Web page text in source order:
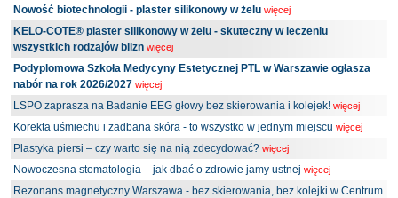
Nowość biotechnologii - plaster silikonowy w żelu więcej
KELO-COTE® plaster silikonowy w żelu - skuteczny w leczeniu
wszystkich rodzajów blizn więcej
Podyplomowa Szkoła Medycyny Estetycznej PTL w Warszawie ogłasza
nabór na rok 2026/2027 więcej
LSPO zaprasza na Badanie EEG głowy bez skierowania i kolejek! więcej
Korekta uśmiechu i zadbana skóra - to wszystko w jednym miejscu więcej
Plastyka piersi – czy warto się na nią zdecydować? więcej
Nowoczesna stomatologia – jak dbać o zdrowie jamy ustnej więcej
Rezonans magnetyczny Warszawa - bez skierowania, bez kolejki w Centrum